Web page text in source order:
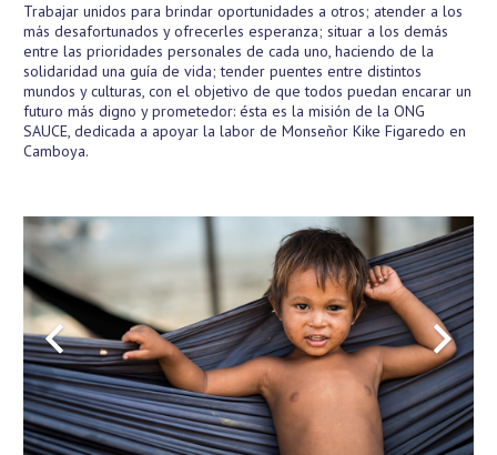
Trabajar unidos para brindar oportunidades a otros; atender a los
más desafortunados y ofrecerles esperanza; situar a los demás
entre las prioridades personales de cada uno, haciendo de la
solidaridad una guía de vida; tender puentes entre distintos
mundos y culturas, con el objetivo de que todos puedan encarar un
futuro más digno y prometedor: ésta es la misión de la ONG
SAUCE, dedicada a apoyar la labor de Monseñor Kike Figaredo en
Camboya.